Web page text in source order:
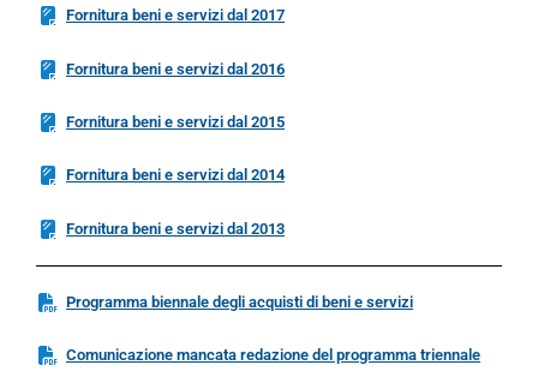
Fornitura beni e servizi dal 2017
Fornitura beni e servizi dal 2016
Fornitura beni e servizi dal 2015
Fornitura beni e servizi dal 2014
Fornitura beni e servizi dal 2013
Programma biennale degli acquisti di beni e servizi
Comunicazione mancata redazione del programma triennale